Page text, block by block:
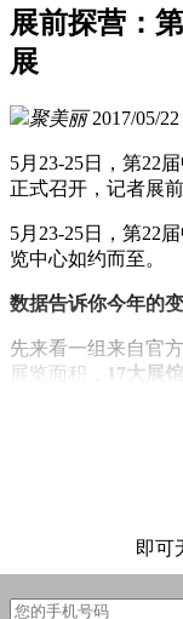
展前探营：
展
聚美丽 2017/05/
5月23-25日，第22
正式召开，记者展
5月23-25日，第22
览中心如约而至。
数据告诉你今年的
先来看一组来自官
展览面积，
17大展馆
即可